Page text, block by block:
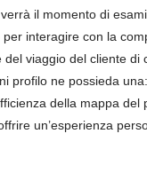
il momento di
interagire con la
viaggio del cliente di
profilo ne possieda
della mappa del
un’esperienza